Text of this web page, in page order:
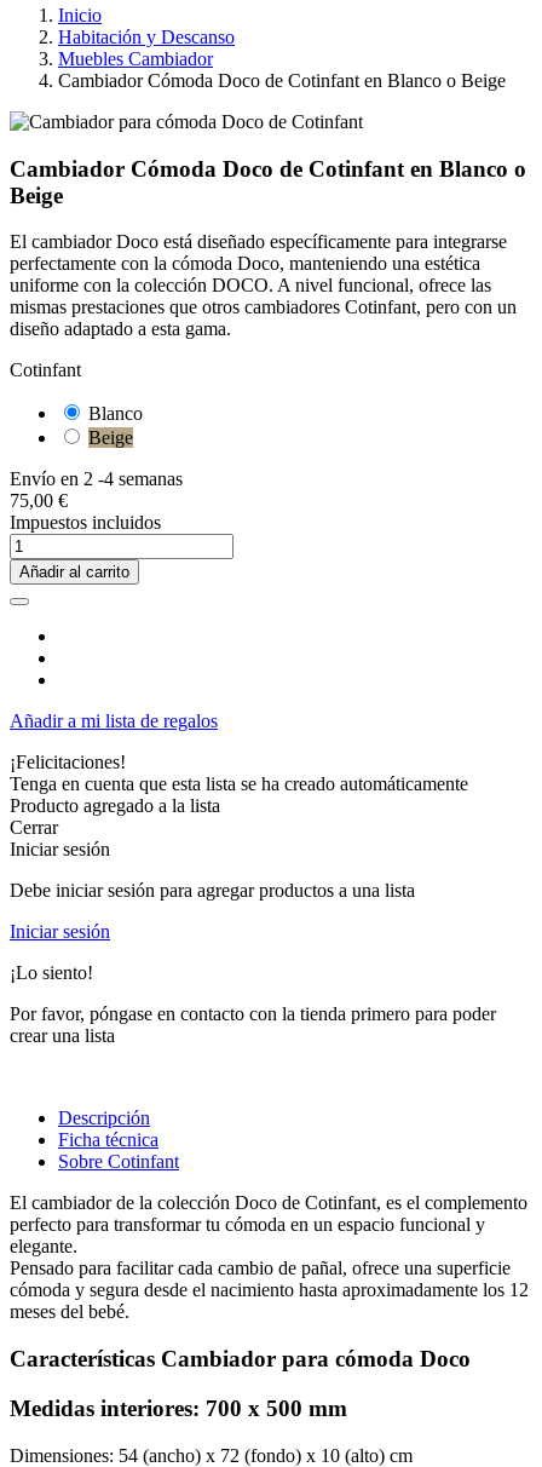
Inicio
Habitación y Descanso
Muebles Cambiador
Cambiador Cómoda Doco de Cotinfant en Blanco o Beige
Cambiador Cómoda Doco de Cotinfant en Blanco o
Beige
El cambiador Doco está diseñado específicamente para integrarse
perfectamente con la cómoda Doco, manteniendo una estética
uniforme con la colección DOCO. A nivel funcional, ofrece las
mismas prestaciones que otros cambiadores Cotinfant, pero con un
diseño adaptado a esta gama.
Cotinfant
Blanco
Beige
Envío en 2 -4 semanas
75,00 €
Impuestos incluidos
Añadir al carrito
Añadir a mi lista de regalos
¡Felicitaciones!
Tenga en cuenta que esta lista se ha creado automáticamente
Producto agregado a la lista
Cerrar
Iniciar sesión
Debe iniciar sesión para agregar productos a una lista
Iniciar sesión
¡Lo siento!
Por favor, póngase en contacto con la tienda primero para poder
crear una lista
Descripción
Ficha técnica
Sobre Cotinfant
El cambiador de la colección Doco de Cotinfant, es el complemento
perfecto para transformar tu cómoda en un espacio funcional y
elegante.
Pensado para facilitar cada cambio de pañal, ofrece una superficie
cómoda y segura desde el nacimiento hasta aproximadamente los 12
meses del bebé.
Características Cambiador para cómoda Doco
Medidas interiores: 700 x 500 mm
Dimensiones: 54 (ancho) x 72 (fondo) x 10 (alto) cm